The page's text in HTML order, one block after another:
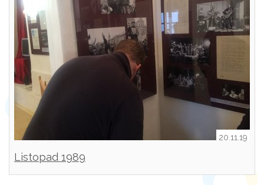
20.11.19
Listopad 1989